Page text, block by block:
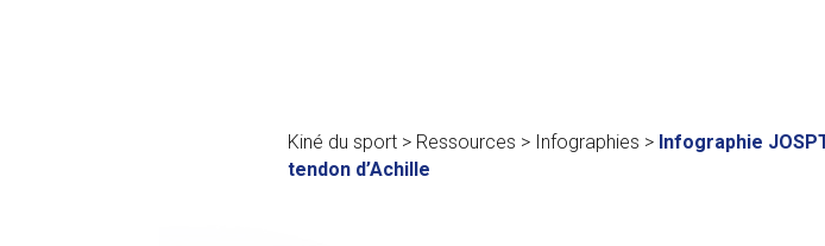
Kiné du sport> Ressources > Infographies > Infographie
tendon d’Achille